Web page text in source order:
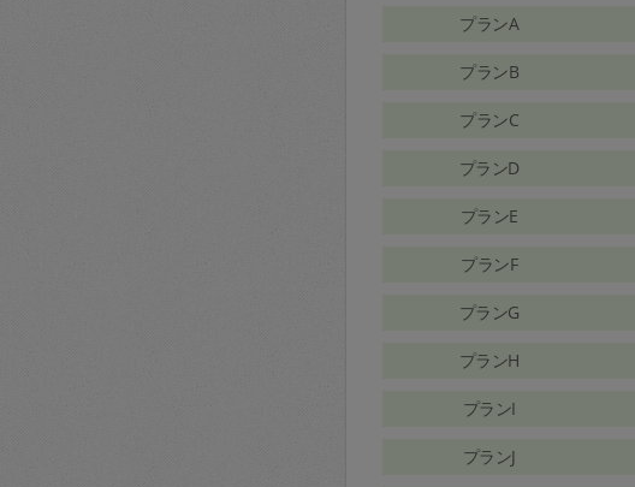
プランA
プランB
プランC
プランD
プランE
プランF
プランG
プランH
プランI
プランJ